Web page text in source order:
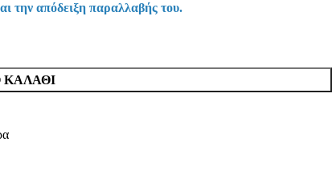
την απόδειξη παραλλαβής του.